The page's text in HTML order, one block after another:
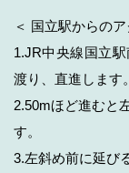
＜ 国立駅からの
1.JR中央線国立
渡り、直進します。
2.50mほど進むと
す。
3.左斜め前に延び